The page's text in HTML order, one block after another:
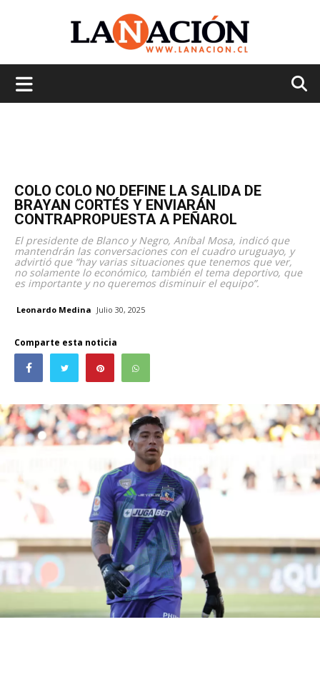
COLO COLO NO DEFINE LA SALIDA DE
BRAYAN CORTÉS Y ENVIARÁN
CONTRAPROPUESTA A PEÑAROL
El presidente de Blanco y Negro, Aníbal Mosa, indicó que
mantendrán las conversaciones con el cuadro uruguayo, y
advirtió que “hay varias situaciones que tenemos que ver,
no solamente lo económico, también el tema deportivo, que
es importante y no queremos disminuir el equipo”.
Leonardo Medina Julio 30, 2025
Comparte esta noticia